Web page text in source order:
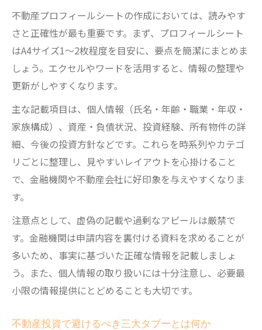
最新情報を生かした不動産プロフィール活用術
プロフィールシートの最新化で信頼度アッ
プ
不動産プロフィールの定期的な見直しポイ
ント
最新情報を反映したテンプレート活用術
不動産プロフィールで資産状況を正しく伝
える
情報更新が融資審査を有利にする理由
エクセルで作る不動産プロフィールのポイント
ル作成
不動産プロフィールシートの自作ポイント
エクセルテンプレートが便利な理由を解説
プロフィールシートに必要な項目を一覧で
確認
エクセルでの入力ミスを防ぐチェック方法
不動産プロフィールシートの作成においては、読みやす
さと正確性が最も重要です。まず、プロフィールシート
はA4サイズ1～2枚程度を目安に、要点を簡潔にまとめま
しょう。エクセルやワードを活用すると、情報の整理や
更新がしやすくなります。
主な記載項目は、個人情報（氏名・年齢・職業・年収・
家族構成）、資産・負債状況、投資経験、所有物件の詳
細、今後の投資方針などです。これらを時系列やカテゴ
リごとに整理し、見やすいレイアウトを心掛けること
で、金融機関や不動産会社に好印象を与えやすくなりま
す。
注意点として、虚偽の記載や過剰なアピールは厳禁で
す。金融機関は申請内容を裏付ける資料を求めることが
多いため、事実に基づいた正確な情報を記載しましょ
う。また、個人情報の取り扱いには十分注意し、必要最
小限の情報提供にとどめることも大切です。
不動産投資で避けるべき三大タブーとは何か